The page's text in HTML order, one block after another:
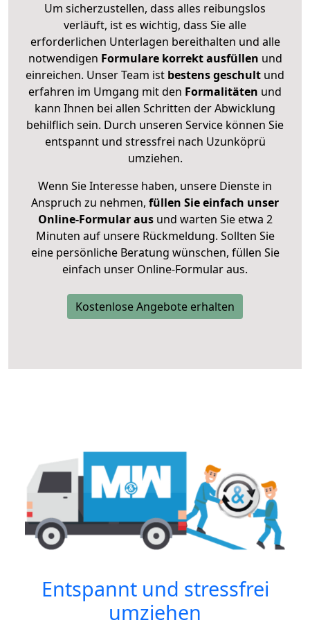
Um sicherzustellen, dass alles reibungslos
verläuft, ist es wichtig, dass Sie alle
erforderlichen Unterlagen bereithalten und alle
notwendigen Formulare korrekt ausfüllen und
einreichen. Unser Team ist bestens geschult und
erfahren im Umgang mit den Formalitäten und
kann Ihnen bei allen Schritten der Abwicklung
behilflich sein. Durch unseren Service können Sie
entspannt und stressfrei nach Uzunköprü
umziehen.
Wenn Sie Interesse haben, unsere Dienste in
Anspruch zu nehmen, füllen Sie einfach unser
Online-Formular ausund warten Sie etwa 2
Minuten auf unsere Rückmeldung. Sollten Sie
eine persönliche Beratung wünschen, füllen Sie
einfach unser Online-Formular aus.
Kostenlose Angebote erhalten
Entspannt und stressfrei
umziehen